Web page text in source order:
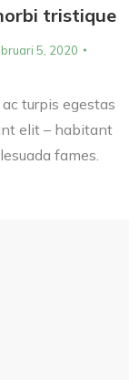
tristique
5, 2020
turpis egestas
elit – habitant
fames.